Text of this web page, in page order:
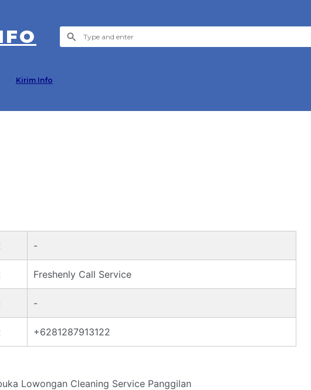
Kirim Info
-
Freshenly Call Service
-
+6281287913122
Lowongan Cleaning Service Panggilan